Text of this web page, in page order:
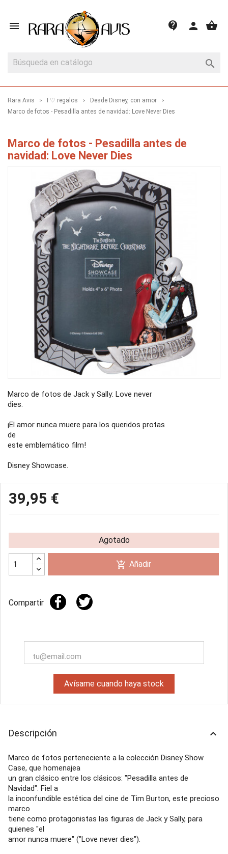
 shopping_basket
person
contact_support

Rara Avis I ♡ regalos
Desde Disney, con amor
Marco de fotos - Pesadilla antes de navidad: Love Never Dies
Marco de fotos - Pesadilla antes de
navidad: Love Never Dies
Marco de fotos de Jack y Sally: Love never
dies.
¡El amor nunca muere para los queridos protas
de
este emblemático film!
Disney Showcase.
39,95 €
Agotado
add_shopping_cart Añadir
Compartir
Avísame cuando haya stock
Descripción keyboard_arrow_up
Marco de fotos perteneciente a la colección Disney Show
Case, que homenajea
un gran clásico entre los clásicos: "Pesadilla antes de
Navidad". Fiel a
la inconfundible estética del cine de Tim Burton, este precioso
marco
tiene como protagonistas las figuras de Jack y Sally, para
quienes "el
amor nunca muere" ("Love never dies").